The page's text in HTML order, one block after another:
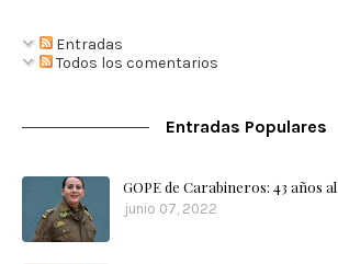
Entradas
Todos los comentarios
Entradas Populares
GOPE de Carabineros: 43 años
junio 07, 2022